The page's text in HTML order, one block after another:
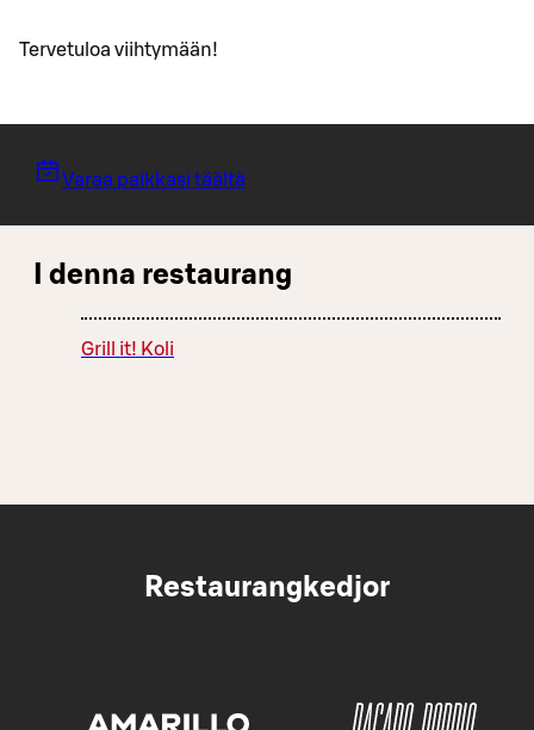
Tervetuloa viihtymään!
Varaa paikkasi täältä
I denna restaurang
Grill it! Koli
Restaurangkedjor